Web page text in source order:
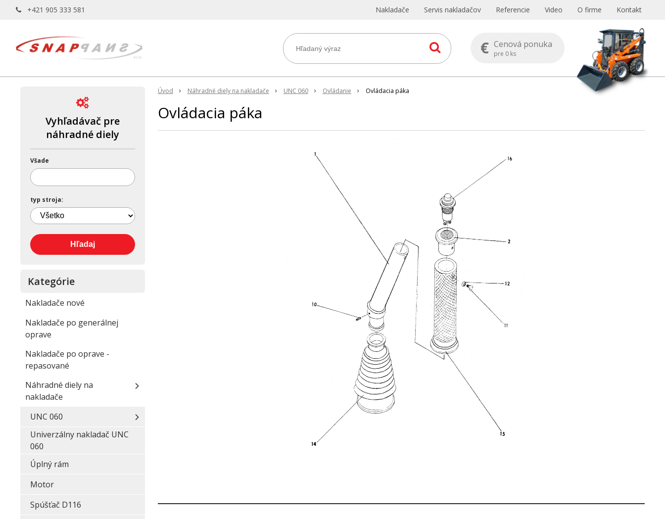
+421 905 333 581
€ Cenová ponuka
pre 0 ks
Nakladače Servis nakladačov Referencie Video O firme Kontakt
Úvod Náhradné diely na nakladače UNC 060 Ovládanie Ovládacia páka
Ovládacia páka
Vyhľadávač pre
náhradné diely
Všade
typ stroja:
Kategórie
Nakladače nové
Nakladače po generálnej
oprave
Nakladače po oprave -
repasované
Náhradné diely na
nakladače
UNC 060
Univerzálny nakladač UNC
060
Úplný rám
Motor
Spúšťač D116